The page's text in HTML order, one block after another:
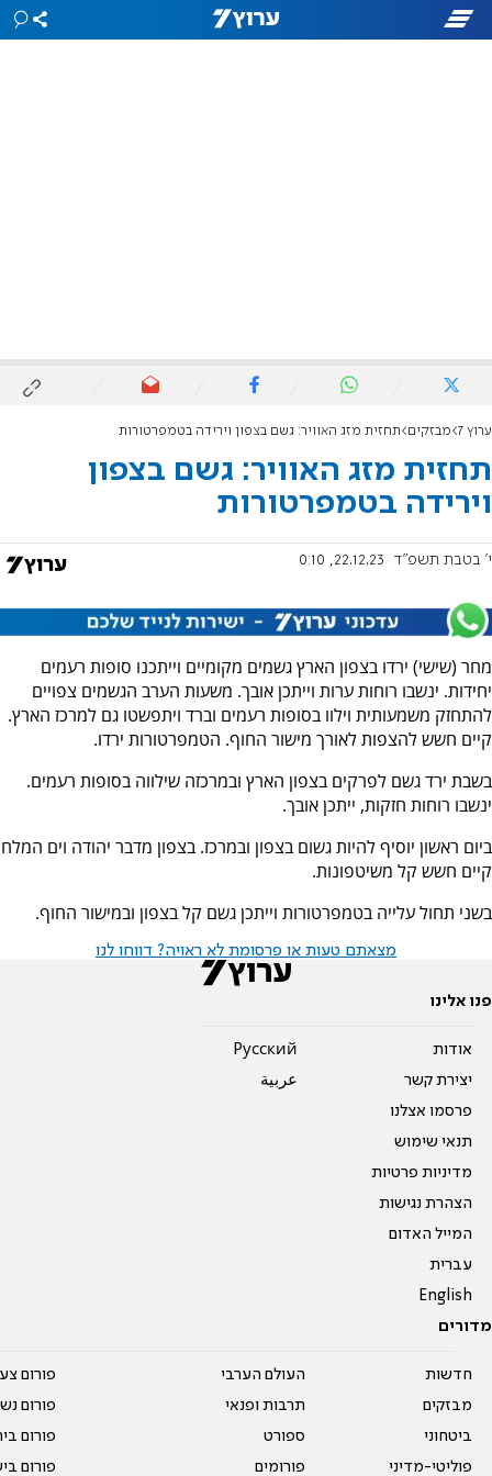
ערוץ 7 מבזקים תחזית מזג האוויר: גשם בצפון וירידה בטמפרטורות
תחזית מזג האוויר: גשם בצפון
וירידה בטמפרטורות
י' בטבת תשפ"ד 22.12.23, 0:10
מחר (שישי) ירדו בצפון הארץ גשמים מקומיים וייתכנו סופות רעמים
יחידות. ינשבו רוחות ערות וייתכן אובך. משעות הערב הגשמים צפויים
להתחזק משמעותית וילוו בסופות רעמים וברד ויתפשטו גם למרכז הארץ.
קיים חשש להצפות לאורך מישור החוף. הטמפרטורות ירדו.
בשבת ירד גשם לפרקים בצפון הארץ ובמרכזה שילווה בסופות רעמים.
ינשבו רוחות חזקות, ייתכן אובך.
ביום ראשון יוסיף להיות גשום בצפון ובמרכז. בצפון מדבר יהודה וים המלח
קיים חשש קל משיטפונות.
בשני תחול עלייה בטמפרטורות וייתכן גשם קל בצפון ובמישור החוף.
מצאתם טעות או פרסומת לא ראויה? דווחו לנו
פנו אלינו
אודות
יצירת קשר
פרסמו אצלנו
תנאי שימוש
מדיניות פרטיות
הצהרת נגישות
המייל האדום
עברית
English
Pусский
عربية
מדורים
חדשות
מבזקים
ביטחוני
פוליטי-מדיני
העולם הערבי
תרבות ופנאי
ספורט
פורומים
פורום
פורום
פורום
פורום